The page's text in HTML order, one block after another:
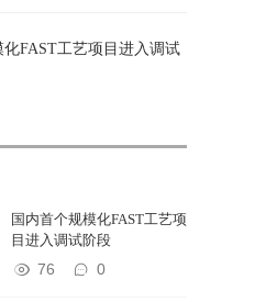
化FAST工艺项目进入调试
国内首个规模化FAST工艺项
目进入调试阶段
76 0